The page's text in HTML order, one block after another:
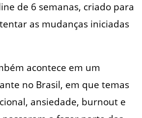
de 6 semanas, criado para
as mudanças iniciadas
acontece em um
no Brasil, em que temas
ansiedade, burnout e